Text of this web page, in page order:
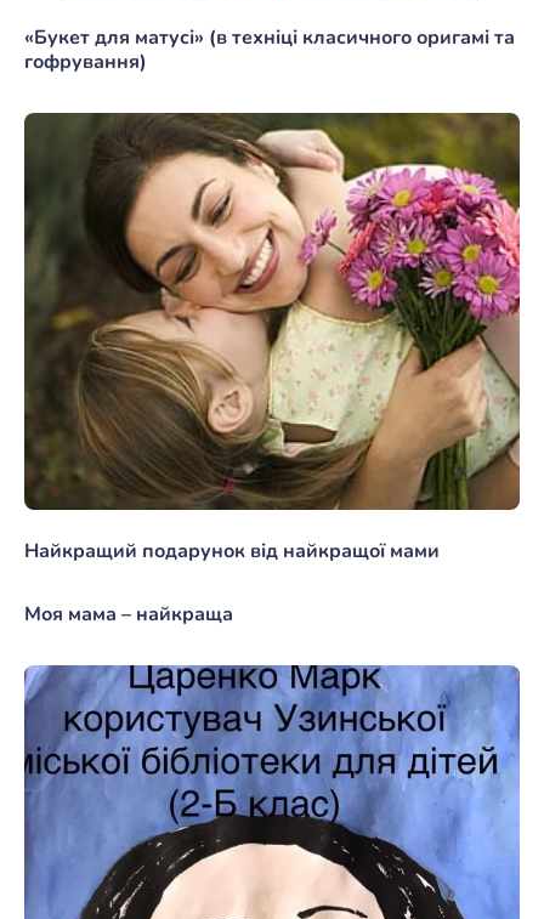
«Букет для матусі» (в техніці класичного оригамі та
гофрування)
Найкращий подарунок від найкращої мами
Моя мама – найкраща